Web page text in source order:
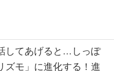
してあげると…しっぽ
ズモ」に進化する！進